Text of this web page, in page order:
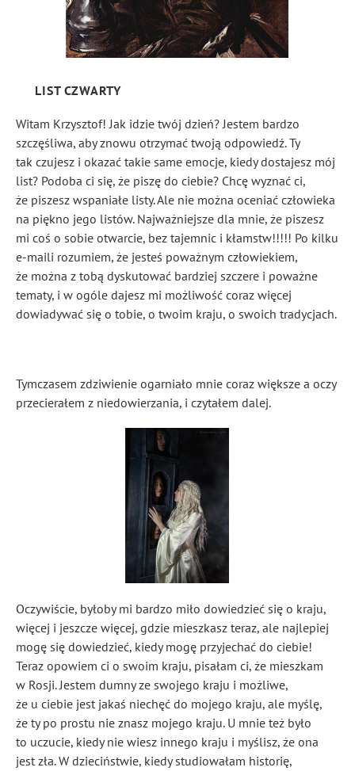
LIST CZWARTY
Witam Krzysztof! Jak idzie twój dzień? Jestem bardzo
szczęśliwa, aby znowu otrzymać twoją odpowiedź. Ty
tak czujesz i okazać takie same emocje, kiedy dostajesz mój
list? Podoba ci się, że piszę do ciebie? Chcę wyznać ci,
że piszesz wspaniałe listy. Ale nie można oceniać człowieka
na piękno jego listów. Najważniejsze dla mnie, że piszesz
mi coś o sobie otwarcie, bez tajemnic i kłamstw!!!!! Po kilku
e-maili rozumiem, że jesteś poważnym człowiekiem,
że można z tobą dyskutować bardziej szczere i poważne
tematy, i w ogóle dajesz mi możliwość coraz więcej
dowiadywać się o tobie, o twoim kraju, o swoich tradycjach.
Tymczasem zdziwienie ogarniało mnie coraz większe a oczy
przecierałem z niedowierzania, i czytałem dalej.
Oczywiście, byłoby mi bardzo miło dowiedzieć się o kraju,
więcej i jeszcze więcej, gdzie mieszkasz teraz, ale najlepiej
mogę się dowiedzieć, kiedy mogę przyjechać do ciebie!
Teraz opowiem ci o swoim kraju, pisałam ci, że mieszkam
w Rosji. Jestem dumny ze swojego kraju i możliwe,
że u ciebie jest jakaś niechęć do mojego kraju, ale myślę,
że ty po prostu nie znasz mojego kraju. U mnie też było
to uczucie, kiedy nie wiesz innego kraju i myślisz, że ona
jest zła. W dzieciństwie, kiedy studiowałam historię,